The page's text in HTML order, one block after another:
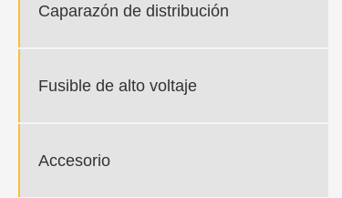
Caparazón de distribución
Fusible de alto voltaje
Accesorio